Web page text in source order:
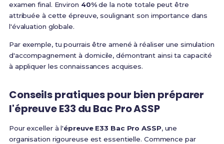
examen final. Environ 40%de la note totale peut être
attribuée à cette épreuve, soulignant son importance dans
l'évaluation globale.
Par exemple, tu pourrais être amené à réaliser une simulation
d'accompagnement à domicile, démontrant ainsi ta capacité
à appliquer les connaissances acquises.
Conseils pratiques pour bien préparer
l'épreuve E33 du Bac Pro ASSP
Pour exceller à l'épreuve E33 Bac Pro ASSP, une
organisation rigoureuse est essentielle. Commence par